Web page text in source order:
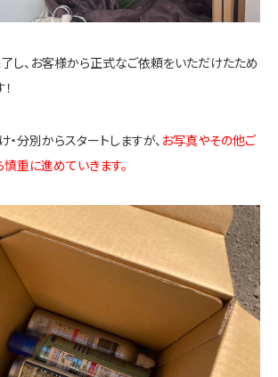
し、お客様から正式なご依頼をいただけたため
・分別からスタートしますが、 お写真やその他ご
重に進めていきます。